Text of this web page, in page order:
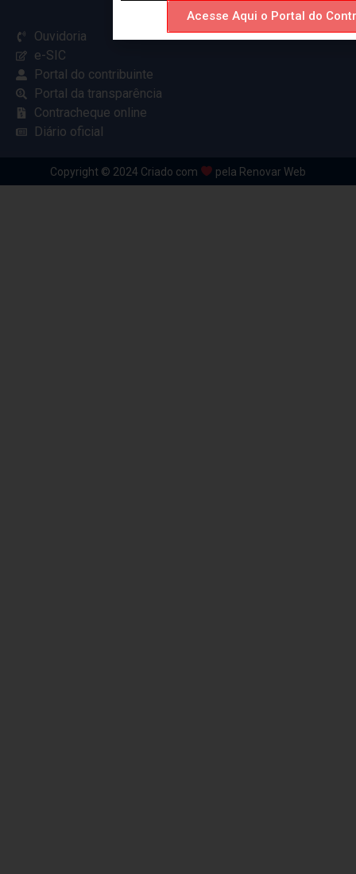
Ouvidoria
e-SIC
Portal do contribuinte
Portal da transparência
Contracheque online
Diário oficial
Copyright © 2024 Criado com pela Renovar Web
Acesse Aqui o Portal do